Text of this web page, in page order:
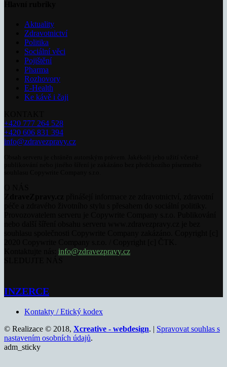
Aktuality
Zdravotnictví
Politika
Sociální věci
Pojištění
Pharma
Rozhovory
E-Health
Ke kávě i čaji
+420 777 264 528
+420 606 831 394
info@zdravezpravy.cz
info@zdravezpravy.cz
INZERCE
Kontakty / Etický kodex
© Realizace © 2018, Xcreative - webdesign. | Spravovat souhlas s
nastavením osobních údajů.
adm_sticky